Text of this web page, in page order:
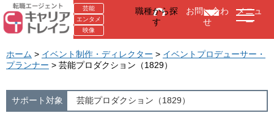
芸能
エンタメ
映像
職種から探
す
お問い合わ
せ
メニュ
ー
ホーム > イベント制作・ディレクター > イベントプロデューサー・
プランナー > 芸能プロダクション（1829）
サポート対象 芸能プロダクション（1829）